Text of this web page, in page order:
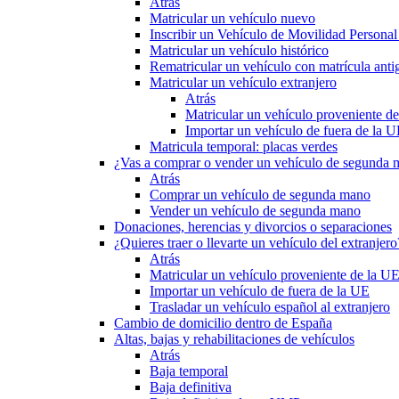
Matricular un vehículo nuevo
Inscribir un Vehículo de Movilidad
Matricular un vehículo histórico
Rematricular un vehículo con matrícula
Matricular un vehículo extranjero
Atrás
Matricular un vehículo proveniente
Importar un vehículo de fuera de la
Matricula temporal: placas verdes
¿Vas a comprar o vender un vehículo de segunda
Atrás
Comprar un vehículo de segunda mano
Vender un vehículo de segunda mano
Donaciones, herencias y divorcios o separaciones
¿Quieres traer o llevarte un vehículo del
Atrás
Matricular un vehículo proveniente de la UE
Importar un vehículo de fuera de la UE
Trasladar un vehículo español al extranjero
Cambio de domicilio dentro de España
Altas, bajas y rehabilitaciones de vehículos
Atrás
Baja temporal
Baja definitiva